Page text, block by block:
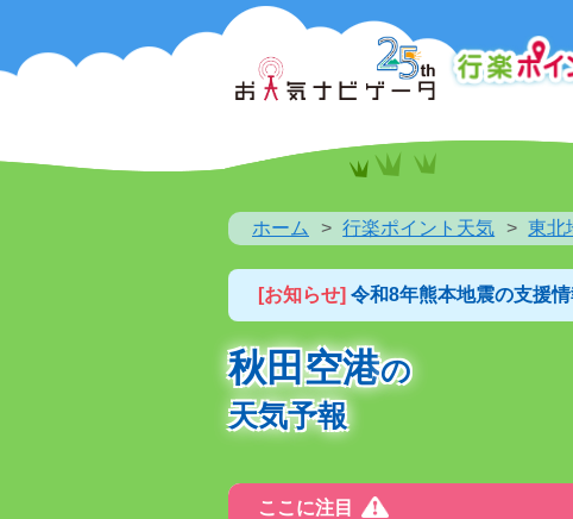
ホーム 行楽ポイント天気 東北
[お知らせ] 令和8年熊本地震の支援
秋田空港の
天気予報
ここに注目